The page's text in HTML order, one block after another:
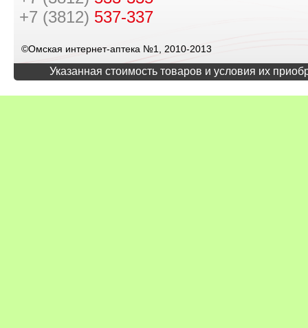
+7 (3812) 537-337
©Омская интернет-аптека №1, 2010-2013
Указанная стоимость товаров и условия их